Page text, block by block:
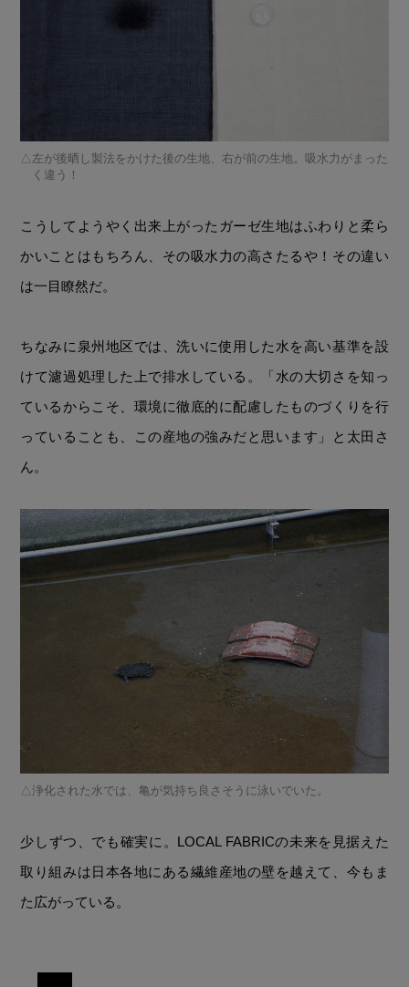
左が後晒し製法をかけた後の生地、右が前の生地。吸水力がまった
く違う！
こうしてようやく出来上がったガーゼ生地はふわりと柔ら
かいことはもちろん、その吸水力の高さたるや！その違い
は一目瞭然だ。
ちなみに泉州地区では、洗いに使用した水を高い基準を設
けて濾過処理した上で排水している。「水の大切さを知っ
ているからこそ、環境に徹底的に配慮したものづくりを行
っていることも、この産地の強みだと思います」と太田さ
ん。
浄化された水では、亀が気持ち良さそうに泳いでいた。
少しずつ、でも確実に。LOCAL FABRICの未来を見据えた
取り組みは日本各地にある繊維産地の壁を越えて、今もま
た広がっている。